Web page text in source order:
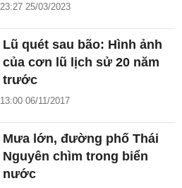
23:27 25/03/2023
Lũ quét sau bão: Hình ảnh
của cơn lũ lịch sử 20 năm
trước
13:00 06/11/2017
Mưa lớn, đường phố Thái
Nguyên chìm trong biển
nước